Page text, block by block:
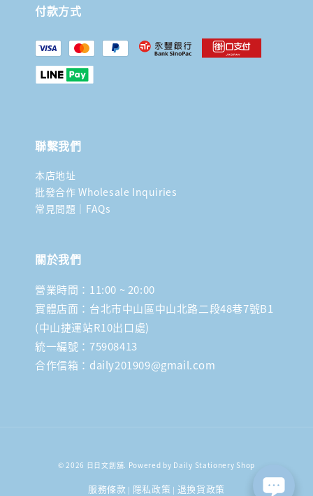
付款方式
聯繫我們
本店地址
批發合作 Wholesale Inquiries
常見問題｜FAQs
關於我們
營業時間：11:00 ~ 20:00
實體店面：台北市中山區中山北路二段48巷7號B1
(中山捷運站R10出口處)
統一編號：75908413
合作信箱：daily201909@gmail.com
© 2026 日日文創舖. Powered by Daily Stationery Shop
服務條款 | 隱私政策 | 退換貨政策